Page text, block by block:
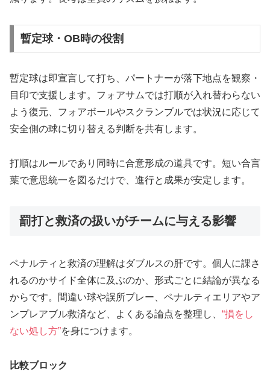
暫定球・OB時の役割
暫定球は即宣言して打ち、パートナーが落下地点を観察・
目印で支援します。フォアサムでは打順が入れ替わらない
よう復元、フォアボールやスクランブルでは状況に応じて
安全側の球に切り替える判断を共有します。
打順はルールであり同時に合意形成の道具です。短い合言
葉で意思統一を図るだけで、進行と成果が安定します。
罰打と救済の扱いがチームに与える影響
ペナルティと救済の理解はダブルスの肝です。個人に課さ
れるのかサイド全体に及ぶのか、形式ごとに結論が異なる
からです。間違い球や誤所プレー、ペナルティエリアやア
ンプレアブル救済など、よくある論点を整理し、 “損をし
ない処し方”を身につけます。
比較ブロック